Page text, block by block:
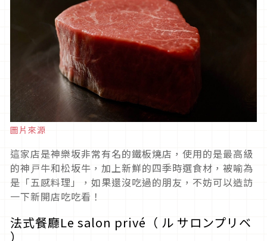
圖片來源
這家店是神樂坂非常有名的鐵板燒店，使用的是最高級
的神戸牛和松坂牛，加上新鮮的四季時選食材，被喻為
是「五感料理」，如果還沒吃過的朋友，不妨可以造訪
一下新開店吃吃看！
法式餐廳Le salon privé（ ル サロンプリベ
）